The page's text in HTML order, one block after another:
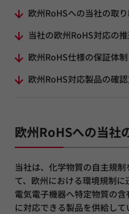
欧州RoHSへの当社の取
当社の欧州RoHS対応の
欧州RoHS仕様の保証体制
欧州RoHS対応製品の確
欧州RoHSへの当社
当社は、化学物質の自主規
て、欧州における環境規制に
電気電子機器へ特定物質の
に対応できる製品を供給して